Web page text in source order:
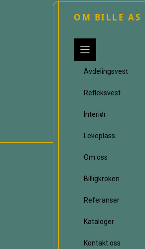
OM BILLE AS
Avdelingsvest
Refleksvest
Interiør
Lekeplass
Om oss
Billigkroken
Referanser
Kataloger
Kontakt oss